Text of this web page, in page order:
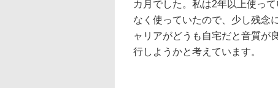
カ月でした。私は2年以上使っ
なく使っていたので、少し残念
ャリアがどうも自宅だと音質が
行しようかと考えています。